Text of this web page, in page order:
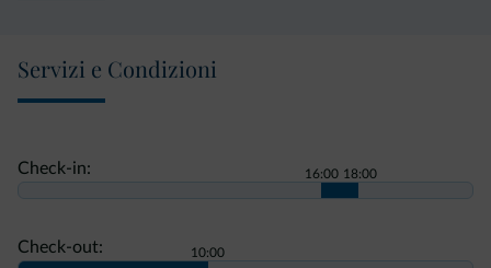
Servizi e Condizioni
Check-in: 16:00 18:00
Check-out: 10:00